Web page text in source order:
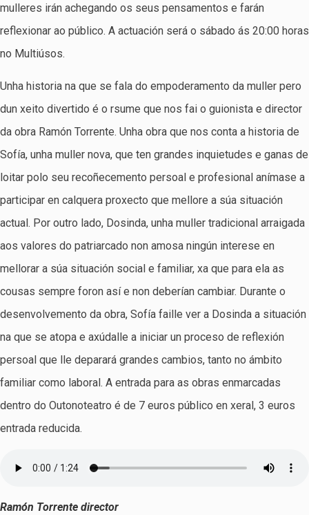
mulleres irán achegando os seus pensamentos e farán
reflexionar ao público. A actuación será o sábado ás 20:00 horas
no Multiúsos.
Unha historia na que se fala do empoderamento da muller pero
dun xeito divertido é o rsume que nos fai o guionista e director
da obra Ramón Torrente. Unha obra que nos conta a historia de
Sofía, unha muller nova, que ten grandes inquietudes e ganas de
loitar polo seu recoñecemento persoal e profesional anímase a
participar en calquera proxecto que mellore a súa situación
actual. Por outro lado, Dosinda, unha muller tradicional arraigada
aos valores do patriarcado non amosa ningún interese en
mellorar a súa situación social e familiar, xa que para ela as
cousas sempre foron así e non deberían cambiar. Durante o
desenvolvemento da obra, Sofía faille ver a Dosinda a situación
na que se atopa e axúdalle a iniciar un proceso de reflexión
persoal que lle deparará grandes cambios, tanto no ámbito
familiar como laboral. A entrada para as obras enmarcadas
dentro do Outonoteatro é de 7 euros público en xeral, 3 euros
entrada reducida.
Ramón Torrente director